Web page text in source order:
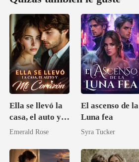
Ella se llevó la
casa, el auto y
mi corazón
Emerald Rose
El ascenso de la
Luna fea
Syra Tucker